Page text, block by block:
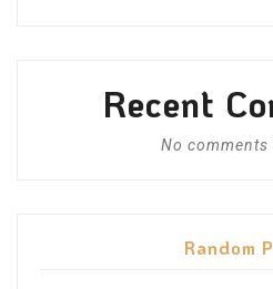
Recent
No comments
Random